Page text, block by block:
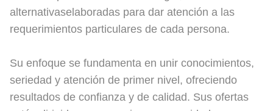
alternativaselaboradas para dar atención a las
requerimientos particulares de cada persona.
Su enfoque se fundamenta en unir conocimientos,
seriedad y atención de primer nivel, ofreciendo
resultados de confianza y de calidad. Sus ofertas